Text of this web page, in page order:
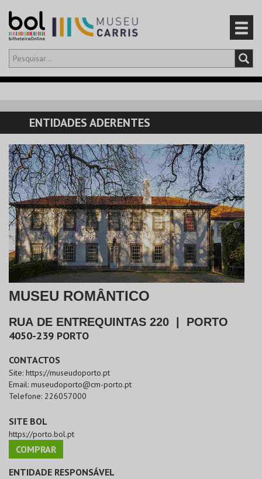
Olá,iniciar sessão
CARRINHO
EVENTOS
CARTÕES
PRODUTOS
ENTIDADES ADERENTES
MUSEU ROMÂNTICO
RUA DE ENTREQUINTAS 220 PORTO
4050-239 PORTO
CONTACTOS
Site: https://museudoporto.pt
Email: museudoporto@cm-porto.pt
Telefone: 226057000
SITE BOL
https://porto.bol.pt
COMPRAR
ENTIDADE RESPONSÁVEL